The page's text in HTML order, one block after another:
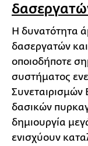
Η δυνατότητα
δασεργατών
οποιοδήποτε
συστήματος
Συνεταιρισμών
δασικών
δημιουργία
ενισχύουν